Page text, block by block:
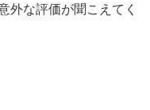
外な評価が聞こえてく